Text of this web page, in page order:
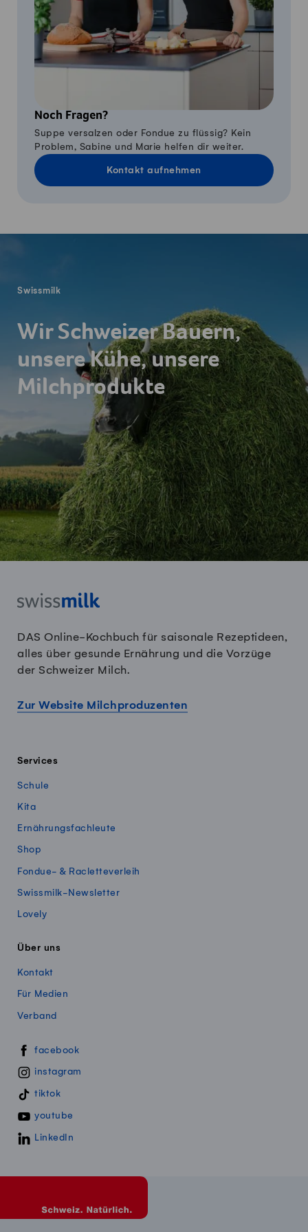
Noch Fragen?
Suppe versalzen oder Fondue zu flüssig? Kein
Problem, Sabine und Marie helfen dir weiter.
Kontakt aufnehmen
Swissmilk
Wir Schweizer Bauern,
unsere Kühe, unsere
Milchprodukte
DAS Online-Kochbuch für saisonale Rezeptideen,
alles über gesunde Ernährung und die Vorzüge
der Schweizer Milch.
Zur Website Milchproduzenten
Services
Schule
Kita
Ernährungsfachleute
Shop
Fondue- & Racletteverleih
Swissmilk-Newsletter
Lovely
Über uns
Kontakt
Für Medien
Verband
Swissmillk auf Social Media
facebook
instagram
tiktok
youtube
LinkedIn